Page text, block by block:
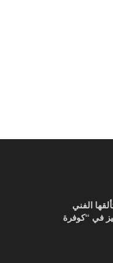
الفني
في “كوفرة